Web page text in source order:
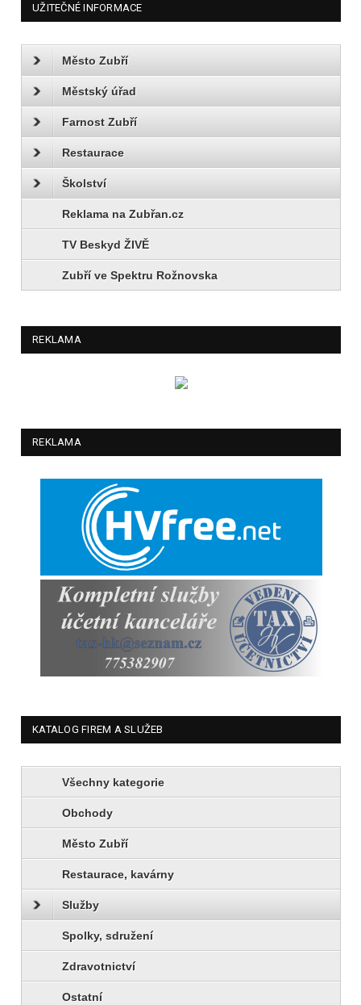
UŽITEČNÉ INFORMACE
Město Zubří
Městský úřad
Farnost Zubří
Restaurace
Školství
Reklama na Zubřan.cz
TV Beskyd ŽIVĚ
Zubří ve Spektru Rožnovska
REKLAMA
REKLAMA
KATALOG FIREM A SLUŽEB
Všechny kategorie
Obchody
Město Zubří
Restaurace, kavárny
Služby
Spolky, sdružení
Zdravotnictví
Ostatní